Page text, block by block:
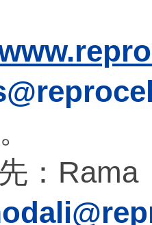
：Rama